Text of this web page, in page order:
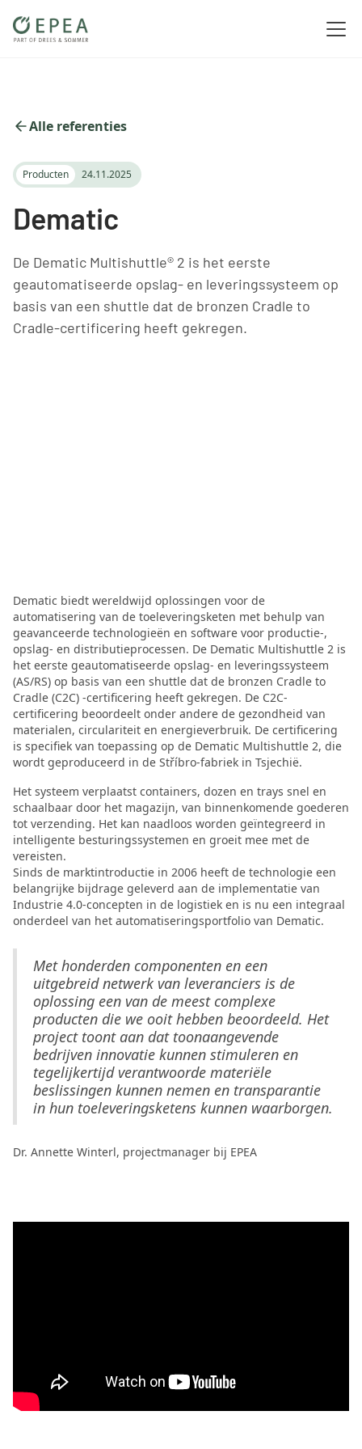
Alle referenties
Producten 24.11.2025
Dematic
De Dematic Multishuttle® 2 is het eerste
geautomatiseerde opslag- en leveringssysteem op
basis van een shuttle dat de bronzen Cradle to
Cradle-certificering heeft gekregen.
Dematic biedt wereldwijd oplossingen voor de
automatisering van de toeleveringsketen met behulp van
geavanceerde technologieën en software voor productie-,
opslag- en distributieprocessen. De Dematic Multishuttle 2 is
het eerste geautomatiseerde opslag- en leveringssysteem
(AS/RS) op basis van een shuttle dat de bronzen Cradle to
Cradle (C2C) -certificering heeft gekregen. De C2C-
certificering beoordeelt onder andere de gezondheid van
materialen, circulariteit en energieverbruik. De certificering
is specifiek van toepassing op de Dematic Multishuttle 2, die
wordt geproduceerd in de Stříbro-fabriek in Tsjechië.
Het systeem verplaatst containers, dozen en trays snel en
schaalbaar door het magazijn, van binnenkomende goederen
tot verzending. Het kan naadloos worden geïntegreerd in
intelligente besturingssystemen en groeit mee met de
vereisten.
Sinds de marktintroductie in 2006 heeft de technologie een
belangrijke bijdrage geleverd aan de implementatie van
Industrie 4.0-concepten in de logistiek en is nu een integraal
onderdeel van het automatiseringsportfolio van Dematic.
Met honderden componenten en een
uitgebreid netwerk van leveranciers is de
oplossing een van de meest complexe
producten die we ooit hebben beoordeeld. Het
project toont aan dat toonaangevende
bedrijven innovatie kunnen stimuleren en
tegelijkertijd verantwoorde materiële
beslissingen kunnen nemen en transparantie
in hun toeleveringsketens kunnen waarborgen.
Dr. Annette Winterl, projectmanager bij EPEA